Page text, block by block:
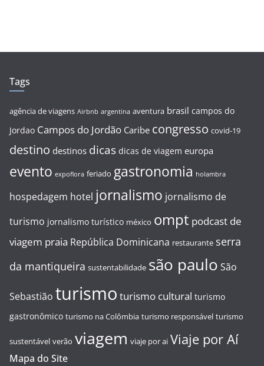
Tags
agência de viagens Airbnb argentina aventura brasil campos do
Jordao Campos do Jordão Caribe congresso covid-19
destino destinos dicas dicas de viagem europa
evento expoflora feriado gastronomia holambra
hospedagem hotel jornalismo jornalismo de
turismo jornalismo turístico méxico ompt podcast de
viagem praia República Dominicana restaurante serra
da mantiqueira sustentabilidade são paulo São
Sebastião turismo turismo cultural turismo
gastronômico turismo na Colômbia turismo responsável turismo
sustentável verão viagem viaje por ai Viaje por Aí
Mapa do Site